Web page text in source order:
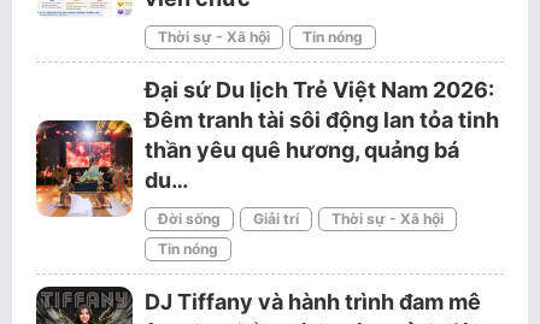
Thời sự - Xã hội Tin nóng
Đại sứ Du lịch Trẻ Việt Nam 2026:
Đêm tranh tài sôi động lan tỏa tinh
thần yêu quê hương, quảng bá
du…
Đời sống Giải trí
Thời sự - Xã hội
Tin nóng
DJ Tiffany và hành trình đam mê